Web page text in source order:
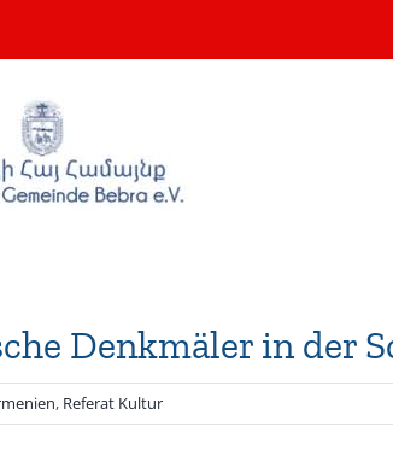
Denkmäler in der
, Referat Kultur